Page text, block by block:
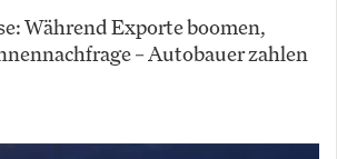
Während Exporte boomen,
– Autobauer zahlen